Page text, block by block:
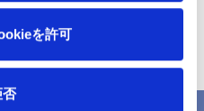
を許可
否